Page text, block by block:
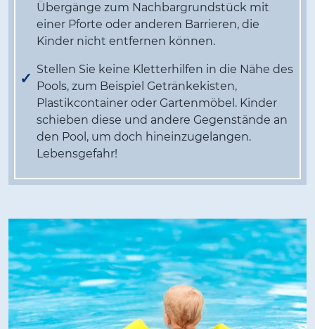
Übergänge zum Nachbargrundstück mit
einer Pforte oder anderen Barrieren, die
Kinder nicht entfernen können.
Stellen Sie keine Kletterhilfen in die Nähe des
Pools, zum Beispiel Getränkekisten,
Plastikcontainer oder Gartenmöbel. Kinder
schieben diese und andere Gegenstände an
den Pool, um doch hineinzugelangen.
Lebensgefahr!